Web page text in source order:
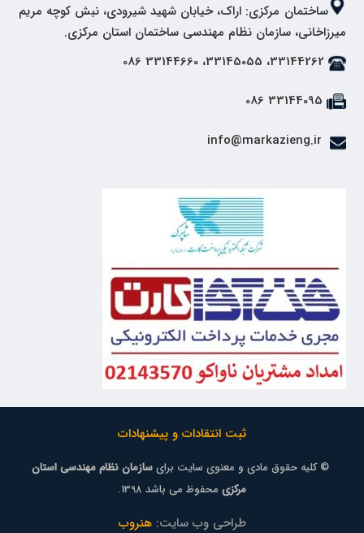
ساختمان مرکزی: اراک، خیابان شهید شیرودی، نبش کوچه مریم
میرزاخانی، سازمان نظام مهندسی ساختمان استان مرکزی.
33144262، 33145055، 33144660 086
33144095 086
ثبت انتقادات و پیشنهادات
© کلیه حقوق مادی و معنوی سایت برایسازمان نظام مهندسی استان
مرکزی محفوظ می باشد 1398.
طراحی وب سایت:هنروب